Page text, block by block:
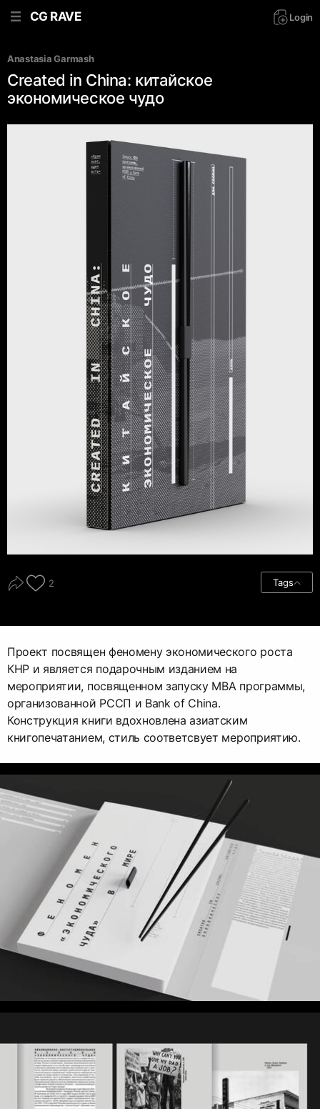
CG RAVE Login
Anastasia Garmash
Created in China: китайское
экономическое чудо
2 Tags
Проект посвящен феномену экономического роста
КНР и является подарочным изданием на
мероприятии, посвященном запуску MBA программы,
организованной РССП и Bank of China.
Конструкция книги вдохновлена азиатским
книгопечатанием, стиль соответсвует мероприятию.